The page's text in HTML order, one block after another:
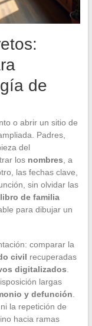
de
o abrir un sitio de
Padres,
del
los nombres , a
las fechas clave,
sin olvidar las
libro de familia
para dibujar un
comparar la
civil recuperadas
digitalizados
largas
y defunción
la repetición de
hacia ramas